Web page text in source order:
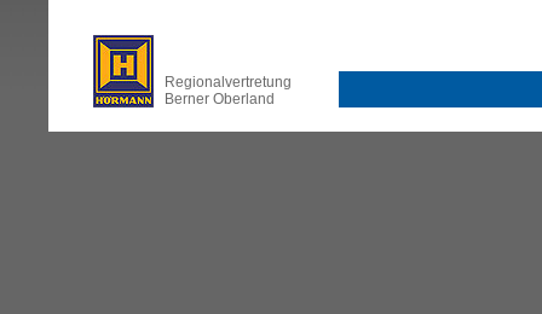
Regionalvertretung
Berner Oberland